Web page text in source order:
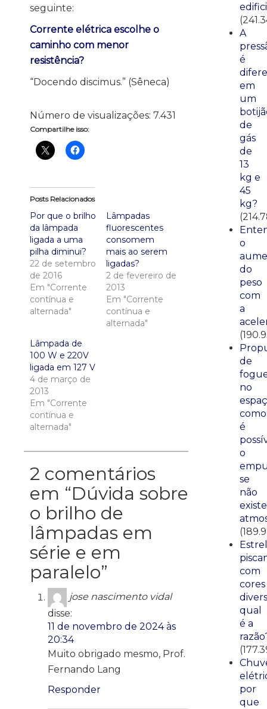
seguinte:
Corrente elétrica escolhe o
caminho com menor
resistência?
“Docendo discimus.” (Sêneca)
Número de visualizações: 7.431
Compartilhe isso:
Posts Relacionados
Por que o brilho
da lâmpada
ligada a uma
pilha diminui?
22 de setembro
de 2016
Em "Corrente
contínua e
alternada"
Lâmpadas
fluorescentes
consomem
mais ao serem
ligadas?
2 de fevereiro de
2013
Em "Corrente
contínua e
alternada"
Lâmpada de
100 W e 220V
ligada em 127 V
4 de março de
2013
Em "Corrente
contínua e
alternada"
2 comentários
em “Dúvida sobre
o brilho de
lâmpadas em
série e em
paralelo”
jose nascimento vidal
disse:
11 de novembro de 2024 às
20:34
Muito obrigado mesmo, Prof.
Fernando Lang
Responder
A
é
em
um
de
gás
de
13
kg e
45
kg?
o
do
peso
com
a
de
no
como
é
o
se
não
existe
com
cores
qual
é a
por
que